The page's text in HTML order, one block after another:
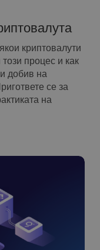
криптовалути
процес и как
добив на
се за
на